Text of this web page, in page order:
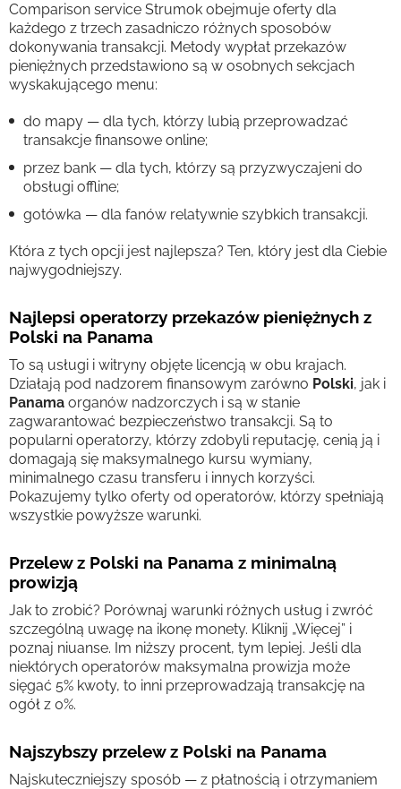
Comparison service Strumok obejmuje oferty dla
każdego z trzech zasadniczo różnych sposobów
dokonywania transakcji. Metody wypłat przekazów
pieniężnych przedstawiono są w osobnych sekcjach
wyskakującego menu:
do mapy — dla tych, którzy lubią przeprowadzać
transakcje finansowe online;
przez bank — dla tych, którzy są przyzwyczajeni do
obsługi offline;
gotówka — dla fanów relatywnie szybkich transakcji.
Która z tych opcji jest najlepsza? Ten, który jest dla Ciebie
najwygodniejszy.
Najlepsi operatorzy przekazów pieniężnych z
Polski na Panama
To są usługi i witryny objęte licencją w obu krajach.
Działają pod nadzorem finansowym zarówno Polski, jak i
Panama organów nadzorczych i są w stanie
zagwarantować bezpieczeństwo transakcji. Są to
popularni operatorzy, którzy zdobyli reputację, cenią ją i
domagają się maksymalnego kursu wymiany,
minimalnego czasu transferu i innych korzyści.
Pokazujemy tylko oferty od operatorów, którzy spełniają
wszystkie powyższe warunki.
Przelew z Polski na Panama z minimalną
prowizją
Jak to zrobić? Porównaj warunki różnych usług i zwróć
szczególną uwagę na ikonę monety. Kliknij „Więcej” i
poznaj niuanse. Im niższy procent, tym lepiej. Jeśli dla
niektórych operatorów maksymalna prowizja może
sięgać 5% kwoty, to inni przeprowadzają transakcję na
ogół z 0%.
Najszybszy przelew z Polski na Panama
Najskuteczniejszy sposób — z płatnością i otrzymaniem